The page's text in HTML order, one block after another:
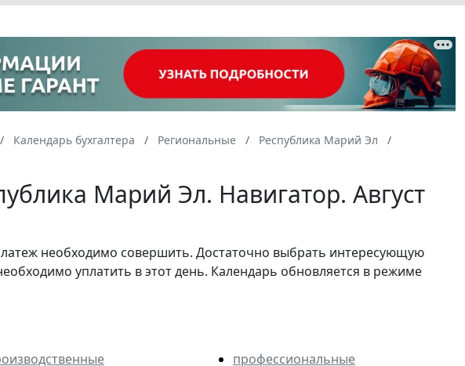
Календарь бухгалтера Региональные
Республика Марий Эл
Марий Эл. Навигатор. Август
необходимо совершить. Достаточно выбрать интересующую
уплатить в этот день. Календарь обновляется в режиме
профессиональные